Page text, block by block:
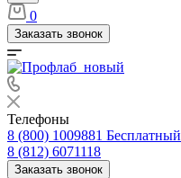
0
Заказать звонок
Телефоны
8 (800) 1009881
8 (812) 6071118
Заказать звонок